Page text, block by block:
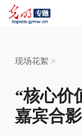
现场花絮 >
“核心价
嘉宾合影